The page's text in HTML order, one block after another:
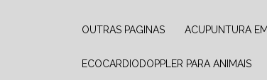
OUTRAS PAGINAS ACUPUNTURA
ECOCARDIODOPPLER PARA ANIMAIS